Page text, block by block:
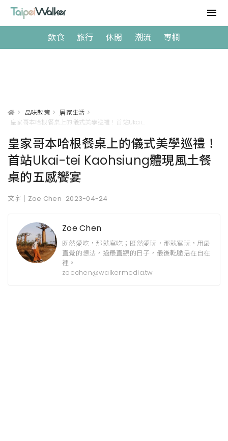
飲食 旅行 休閒 潮流 專欄
> 品味散策 > 居家生活 >
皇家哥本哈根餐桌上的儀式美學巡禮！
首站Ukai-tei Kaohsiung體現風土餐
桌的五感饗宴
文字｜Zoe Chen 2023-04-24
Zoe Chen
既然愛吃，那就寫吃；既然愛玩，那就寫玩，用最
直覺的想法，過最直觀的日子，最後乾脆活在自在
裡。
zoechen@walkermedia.tw